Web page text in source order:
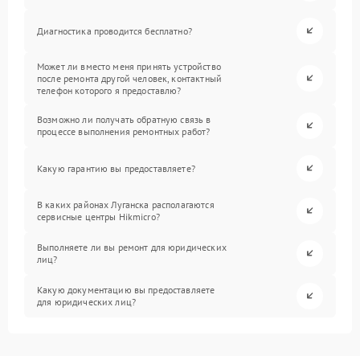
Диагностика проводится бесплатно?
Может ли вместо меня принять устройство
после ремонта другой человек, контактный
телефон которого я предоставлю?
Возможно ли получать обратную связь в
процессе выполнения ремонтных работ?
Какую гарантию вы предоставляете?
В каких районах Луганска располагаются
сервисные центры Hikmicro?
Выполняете ли вы ремонт для юридических
лиц?
Какую документацию вы предоставляете
для юридических лиц?